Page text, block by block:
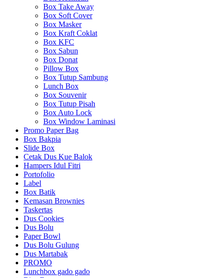
Box Take Away
Box Soft Cover
Box Masker
Box Kraft Coklat
Box KFC
Box Sabun
Box Donat
Pillow Box
Box Tutup Sambung
Lunch Box
Box Souvenir
Box Tutup Pisah
Box Auto Lock
Box Window Laminasi
Promo Paper Bag
Box Bakpia
Slide Box
Cetak Dus Kue Balok
Hampers Idul Fitri
Portofolio
Label
Box Batik
Kemasan Brownies
Taskertas
Dus Cookies
Dus Bolu
Paper Bowl
Dus Bolu Gulung
Dus Martabak
PROMO
Lunchbox gado gado